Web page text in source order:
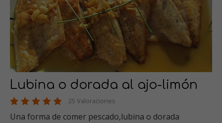
Lubina o dorada al ajo-limón
25 Valoraciones
Una forma de comer pescado,lubina o dorada